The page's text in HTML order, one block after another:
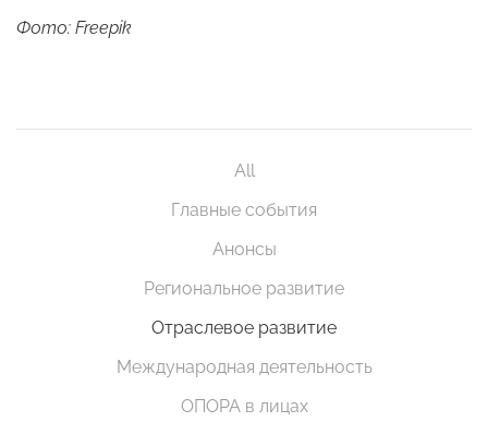
Фото: Freepik
All
Главные события
Анонсы
Региональное развитие
Отраслевое развитие
Международная деятельность
ОПОРА в лицах